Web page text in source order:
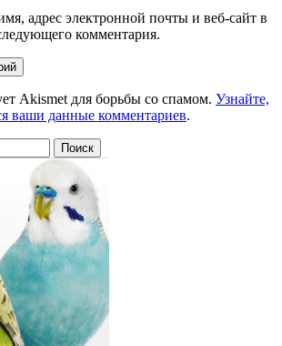
адрес электронной почты и веб-сайт в
комментария.
Akismet для борьбы со спамом. Узнайте,
ваши данные комментариев.